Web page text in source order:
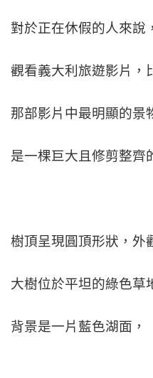
對於正在休假的人來說，
觀看義大利旅遊影片，
那部影片中最明顯的景
是一棵巨大且修剪整齊
樹頂呈現圓頂形狀， 外
大樹位於平坦的綠色草
背景是一片藍色湖面，